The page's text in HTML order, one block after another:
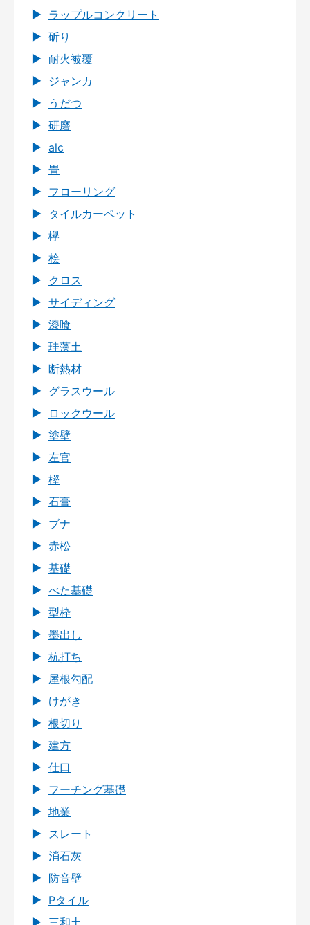
ラップルコンクリート
斫り
耐火被覆
ジャンカ
うだつ
研磨
alc
畳
フローリング
タイルカーペット
欅
桧
クロス
サイディング
漆喰
珪藻土
断熱材
グラスウール
ロックウール
塗壁
左官
樫
石膏
ブナ
赤松
基礎
べた基礎
型枠
墨出し
杭打ち
屋根勾配
けがき
根切り
建方
仕口
フーチング基礎
地業
スレート
消石灰
防音壁
Pタイル